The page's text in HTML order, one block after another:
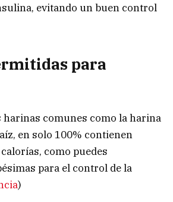
evitando un buen control
para
harinas comunes como la harina
en solo 100% contienen
como puedes
para el control de la
)